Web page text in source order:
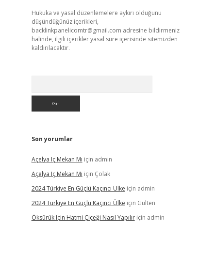
Hukuka ve yasal düzenlemelere aykırı olduğunu
düşündüğünüz içerikleri,
backlinkpanelicomtr@gmail.com adresine bildirmeniz
halinde, ilgili içerikler yasal süre içerisinde sitemizden
kaldırılacaktır.
Son yorumlar
Açelya Iç Mekan Mı için admin
Açelya Iç Mekan Mı için Çolak
2024 Türkiye En Güçlü Kaçıncı Ülke için admin
2024 Türkiye En Güçlü Kaçıncı Ülke için Gülten
Öksürük Için Hatmi Çiçeği Nasıl Yapılıriçin admin